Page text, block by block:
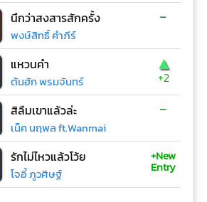
นึกว่าสงสารสักครั้ง
พงษ์สิทธิ์ คำภีร์
-
แหวนคำ
ต้นฮัก พรมจันทร์
▲
+2
สิลืมเขาแล้วล่ะ
เน็ค นฤพล ft.Wanmai
-
รักไม่ไหวแล้วโว้ย
โจอี้ ภูวศิษฐ์
+New
Entry